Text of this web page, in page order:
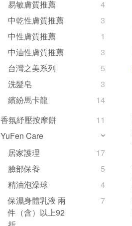
易敏膚質推薦
4
中乾性膚質推薦
3
中性膚質推薦
1
中油性膚質推薦
3
台灣之美系列
5
洗髮皂
3
繽紛馬卡龍
14
香氛紓壓按摩餅
11
YuFen Care
居家護理
17
臉部保養
5
精油泡澡球
4
保濕身體乳液 兩
件（含）以上92
7